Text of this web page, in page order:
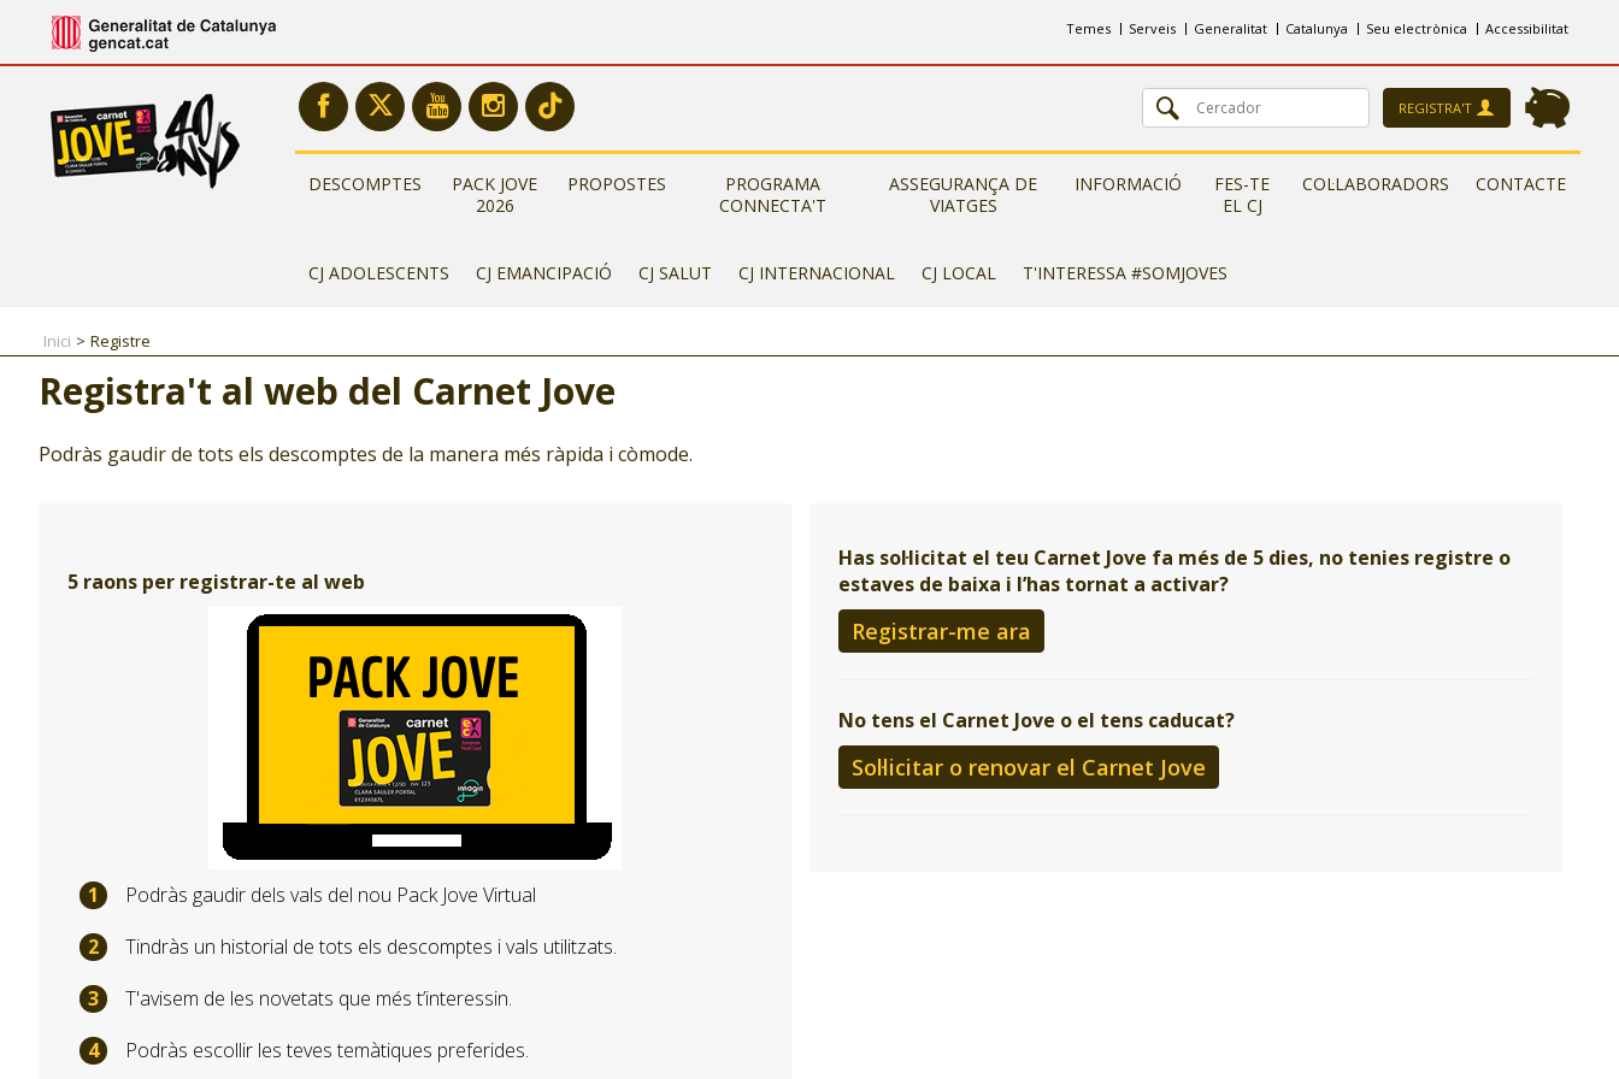
Temes Serveis Generalitat Catalunya Seu electrònica Accessibilitat
REGISTRA'T
DESCOMPTES
PACK JOVE
2026
PROPOSTES
PROGRAMA
CONNECTA'T
ASSEGURANÇA DE
VIATGES
INFORMACIÓ
FES-TE
EL CJ
COL·LABORADORS CONTACTE
CJ ADOLESCENTS CJ EMANCIPACIÓ CJ SALUT CJ INTERNACIONAL CJ LOCAL T'INTERESSA #SOMJOVES
Inici Registre
Registra't al web del Carnet Jove
Podràs gaudir de tots els descomptes de la manera més ràpida i còmode.
5 raons per registrar-te al web
Podràs gaudir dels vals del nou Pack Jove Virtual
Tindràs un historial de tots els descomptes i vals utilitzats.
T'avisem de les novetats que més t’interessin.
Podràs escollir les teves temàtiques preferides.
Has sol·licitat el teu Carnet Jove fa més de 5 dies, no tenies registre o
estaves de baixa i l’has tornat a activar?
Registrar-me ara
No tens el Carnet Jove o el tens caducat?
Sol·licitar o renovar el Carnet Jove